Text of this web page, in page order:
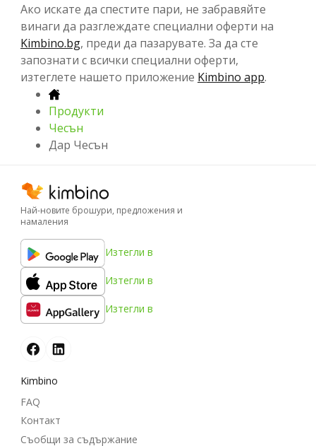
Ако искате да спестите пари, не забравяйте
винаги да разглеждате специални оферти на
Kimbino.bg, преди да пазарувате. За да сте
запознати с всички специални оферти,
изтеглете нашето приложение Kimbino app.
Продукти
Чесън
Дар Чесън
Най-новите брошури, предложения и
намаления
Изтегли в
Изтегли в
Изтегли в
Kimbino
FAQ
Контакт
Съобщи за съдържание